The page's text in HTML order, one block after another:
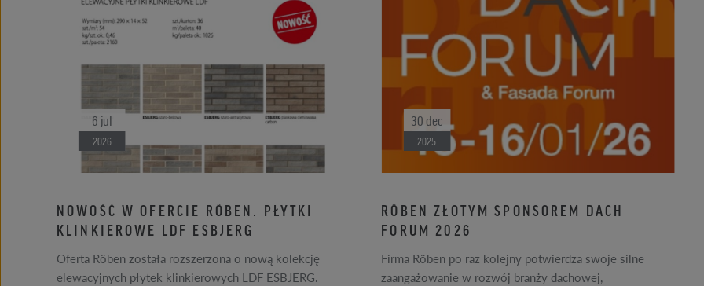
6 jul
2026
NOWOŚĆ W OFERCIE RÖBEN. PŁYTKI
KLINKIEROWE LDF ESBJERG
Oferta Röben została rozszerzona o nową kolekcję
elewacyjnych płytek klinkierowych LDF ESBJERG.
30 dec
2025
RÖBEN ZŁOTYM SPONSOREM DACH
FORUM 2026
Firma Röben po raz kolejny potwierdza swoje silne
zaangażowanie w rozwój branży dachowej,